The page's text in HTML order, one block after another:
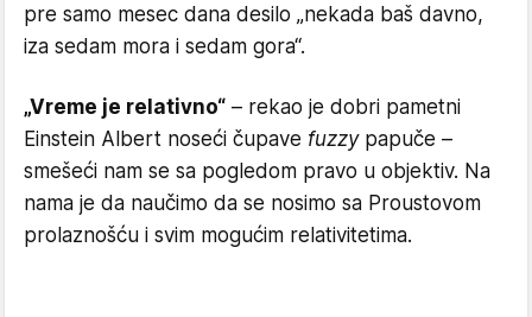
pre samo mesec dana desilo „nekada baš davno,
iza sedam mora i sedam gora“.
„Vreme je relativno“ – rekao je dobri pametni
Einstein Albert noseći čupave fuzzypapuče –
smešeći nam se sa pogledom pravo u objektiv. Na
nama je da naučimo da se nosimo sa Proustovom
prolaznošću i svim mogućim relativitetima.